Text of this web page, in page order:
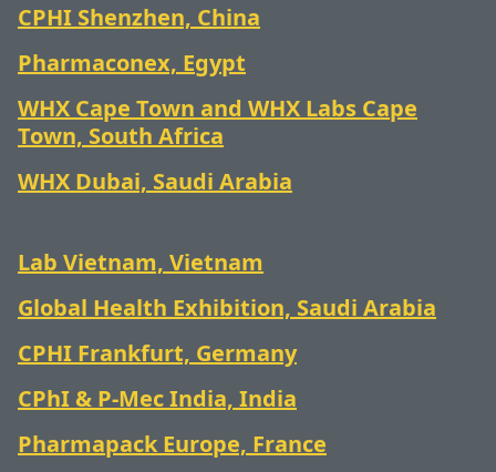
CPHI Shenzhen, China
Pharmaconex, Egypt
WHX Cape Town and WHX Labs Cape
Town, South Africa
WHX Dubai, Saudi Arabia
Lab Vietnam, Vietnam
Global Health Exhibition, Saudi Arabia
CPHI Frankfurt, Germany
CPhI & P-Mec India, India
Pharmapack Europe, France